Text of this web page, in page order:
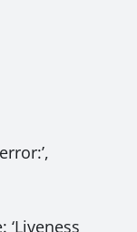
‘Liveness